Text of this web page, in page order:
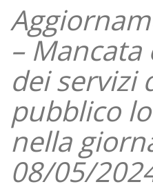
–
dei servizi
pubblico
nella
08/05/